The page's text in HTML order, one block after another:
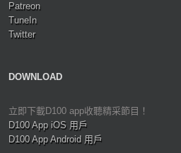
Patreon
TuneIn
Twitter
DOWNLOAD
立即下載D100 app收聽精采節目！
D100 App iOS 用戶
D100 App Android 用戶